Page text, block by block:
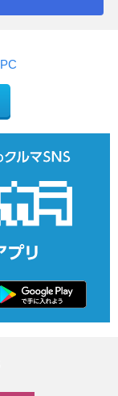
PC